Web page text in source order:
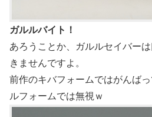
ガルルバイト！
あろうことか、ガルルセイバー
きませんですよ。
前作のキバフォームではがんば
ルフォームでは無視ｗ